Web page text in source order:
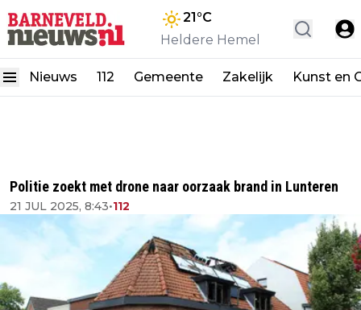
21°C
Heldere Hemel
Nieuws 112 Gemeente Zakelijk Kunst en
Politie zoekt met drone naar oorzaak brand in Lunteren
21 JUL 2025, 8:43•112